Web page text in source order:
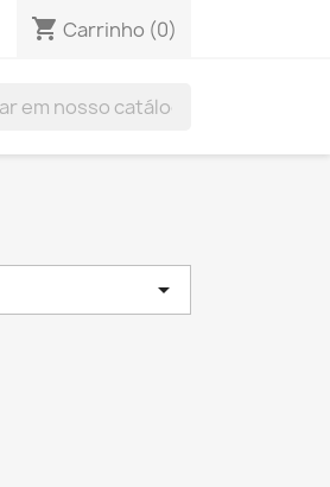
shopping_cart Carrinho (0)
